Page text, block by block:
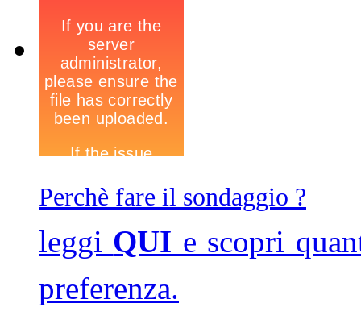
Perchè fare il sondaggio ?
leggi QUI e scopri
preferenza.